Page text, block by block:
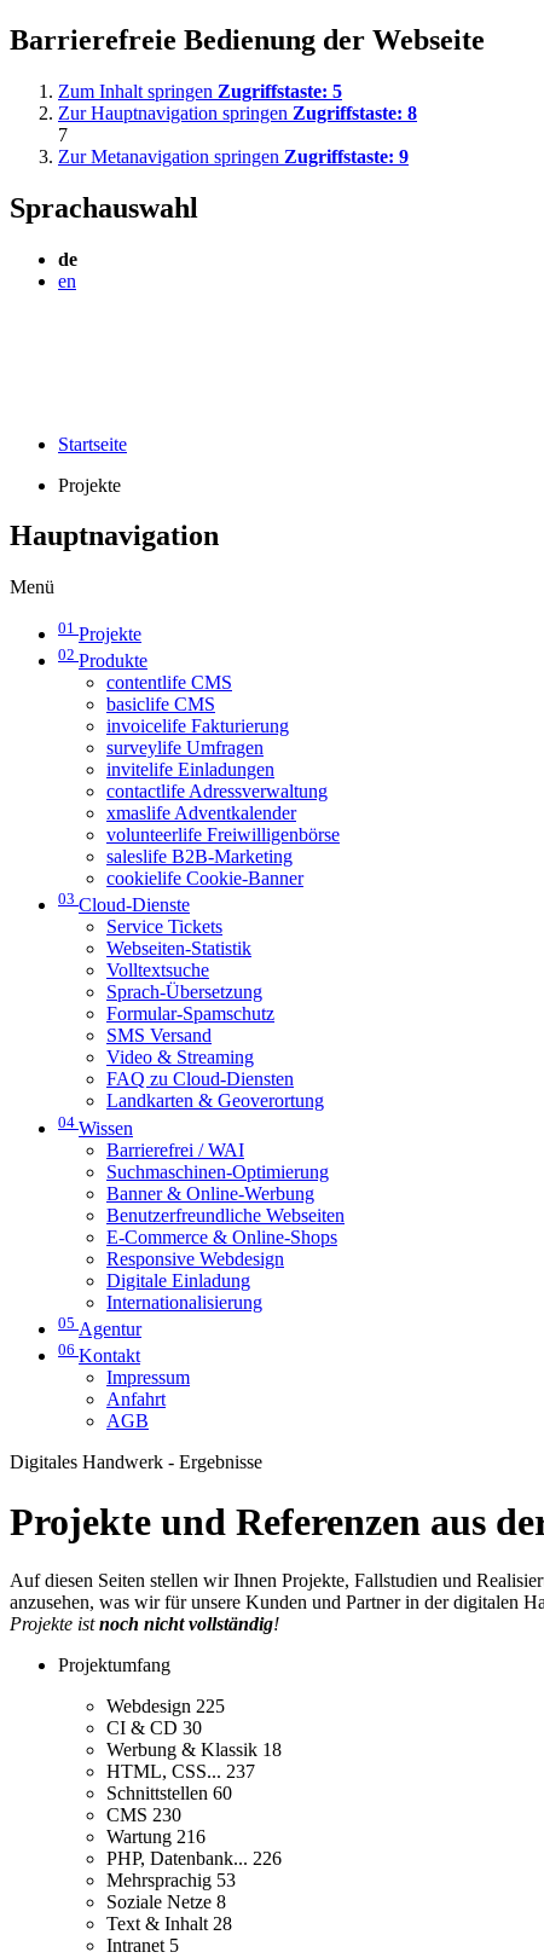
Barrierefreie Bedienung der Webseite
Zum Inhalt springen Zugriffstaste: 5
Zur Hauptnavigation springen Zugriffstaste: 8
7
Zur Metanavigation springen Zugriffstaste: 9
Sprachauswahl
de
en
Startseite
Projekte
Hauptnavigation
Menü
01 Projekte
02 Produkte
contentlife CMS
basiclife CMS
invoicelife Fakturierung
surveylife Umfragen
invitelife Einladungen
contactlife Adressverwaltung
xmaslife Adventkalender
volunteerlife Freiwilligenbörse
saleslife B2B-Marketing
cookielife Cookie-Banner
03 Cloud-Dienste
Service Tickets
Webseiten-Statistik
Volltextsuche
Sprach-Übersetzung
Formular-Spamschutz
SMS Versand
Video & Streaming
FAQ zu Cloud-Diensten
Landkarten & Geoverortung
04 Wissen
Barrierefrei / WAI
Suchmaschinen-Optimierung
Banner & Online-Werbung
Benutzerfreundliche Webseiten
E-Commerce & Online-Shops
Responsive Webdesign
Digitale Einladung
Internationalisierung
05 Agentur
06 Kontakt
Impressum
Anfahrt
AGB
Digitales Handwerk - Ergebnisse
Projekte und Referenzen aus
Auf diesen Seiten stellen wir Ihnen Projekte, Fallstudien und
anzusehen, was wir für unsere Kunden und Partner in der digitalen
Projekte istnoch nicht vollständig!
Projektumfang
Webdesign 225
CI & CD 30
Werbung & Klassik 18
HTML, CSS... 237
Schnittstellen 60
CMS 230
Wartung 216
PHP, Datenbank... 226
Mehrsprachig 53
Soziale Netze 8
Text & Inhalt 28
Intranet 5